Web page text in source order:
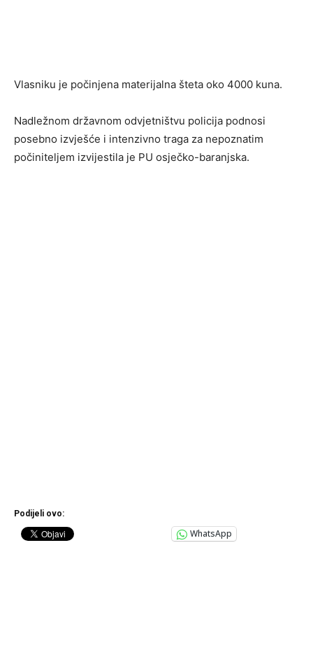
Vlasniku je počinjena materijalna šteta oko 4000 kuna.
Nadležnom državnom odvjetništvu policija podnosi
posebno izvješće i intenzivno traga za nepoznatim
počiniteljem izvijestila je PU osječko-baranjska.
Podijeli ovo:
WhatsApp